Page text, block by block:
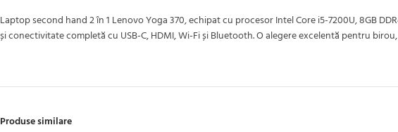
Laptop second hand 2 în 1 Lenovo Yoga 370, echipat cu procesor Intel Core i5-7200U, 8GB
și conectivitate completă cu USB-C, HDMI, Wi-Fi și Bluetooth. O alegere excelentă pentru
Produse similare